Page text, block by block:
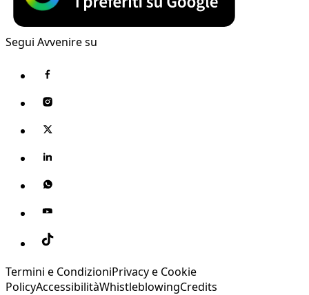
Segui Avvenire su
Termini e CondizioniPrivacy e Cookie
PolicyAccessibilitàWhistleblowingCredits